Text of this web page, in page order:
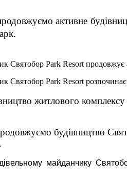
активне
Святобор Park Resort
Святобор Park Resort
житлового
будівництво
майданчику